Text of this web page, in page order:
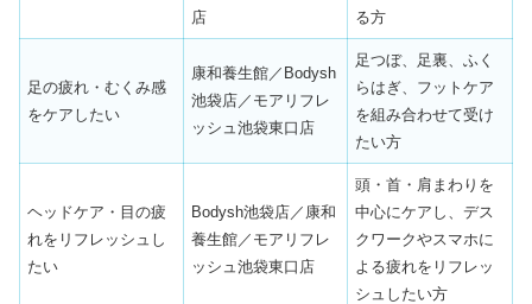
店
る方
足の疲れ・むくみ感
をケアしたい
康和養生館／Bodysh
池袋店／モアリフレ
ッシュ池袋東口店
足つぼ、足裏、ふく
らはぎ、フットケア
を組み合わせて受け
たい方
ヘッドケア・目の疲
れをリフレッシュし
たい
Bodysh池袋店／康和
養生館／モアリフレ
ッシュ池袋東口店
頭・首・肩まわりを
中心にケアし、デス
クワークやスマホに
よる疲れをリフレッ
シュしたい方